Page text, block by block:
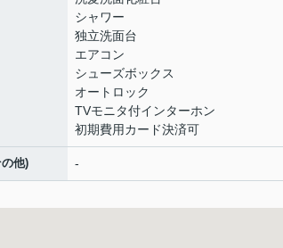
シャワー
独立洗面台
エアコン
シューズボックス
オートロック
TVモニタ付インターホン
初期費用カード決済可
他) -